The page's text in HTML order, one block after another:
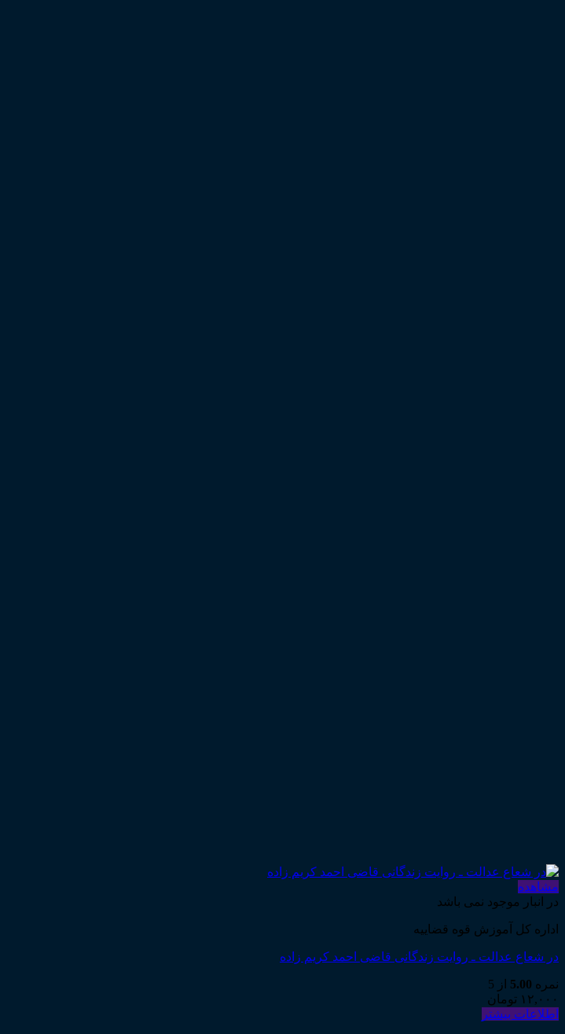
مشاهده
در انبار موجود نمی باشد
اداره کل آموزش قوه قضاییه
در شعاع عدالت ـ روایت زندگانی قاضی احمد کریم زاده
نمره 5.00 از 5
۱۲,۰۰۰ تومان
اطلاعات بیشتر